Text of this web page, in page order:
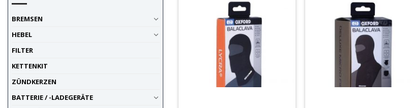
Tankrucksack
Taschen / Koffer / Rollen
Winter
BREMSEN
HEBEL
FILTER
KETTENKIT
ZÜNDKERZEN
BATTERIE / -LADEGERÄTE